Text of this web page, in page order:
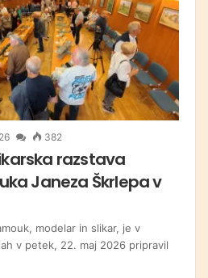
382
razstava
Janeza Škrlepa v
modelar in slikar, je v
v petek, 22. maj 2026 pripravil